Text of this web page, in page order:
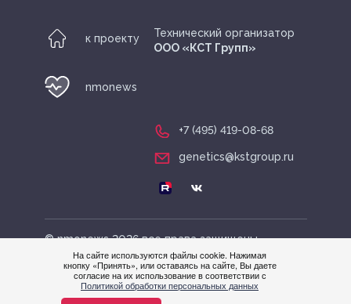
На сайте используются файлы cookie. Нажимая
кнопку «Принять», или оставаясь на сайте, Вы даете
согласие на их использование в соответствии с
Политикой обработки персональных данных
к проекту
nmonews
Технический организатор
ООО «КСТ Групп»
+7 (495) 419-08-68
genetics@kstgroup.ru
© nmonews 2026 все права защищены